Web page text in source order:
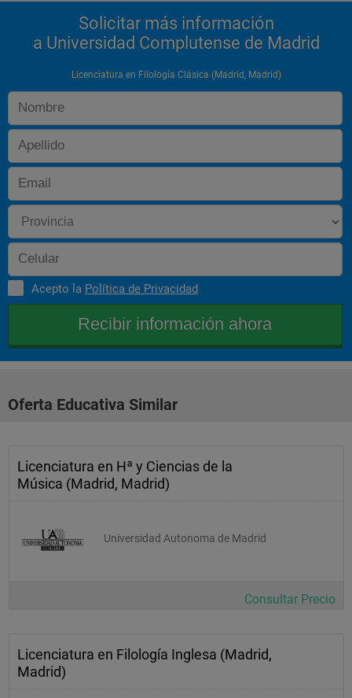
Lengua española "
7
2
Comentario de textos griegos "
7
"
12
Gramática griega y latina Obligatoria
Introducción a la literatura griega "
Solicitar más información
a Universidad Complutense de Madrid
Licenciatura en Filología Clásica (Madrid, Madrid)
Acepto la Política de Privacidad
Oferta Educativa Similar
Licenciatura en Hª y Ciencias de la
Música (Madrid, Madrid)
Universidad Autonoma de Madrid
Consultar Precio
Licenciatura en Filología Inglesa (Madrid,
Madrid)